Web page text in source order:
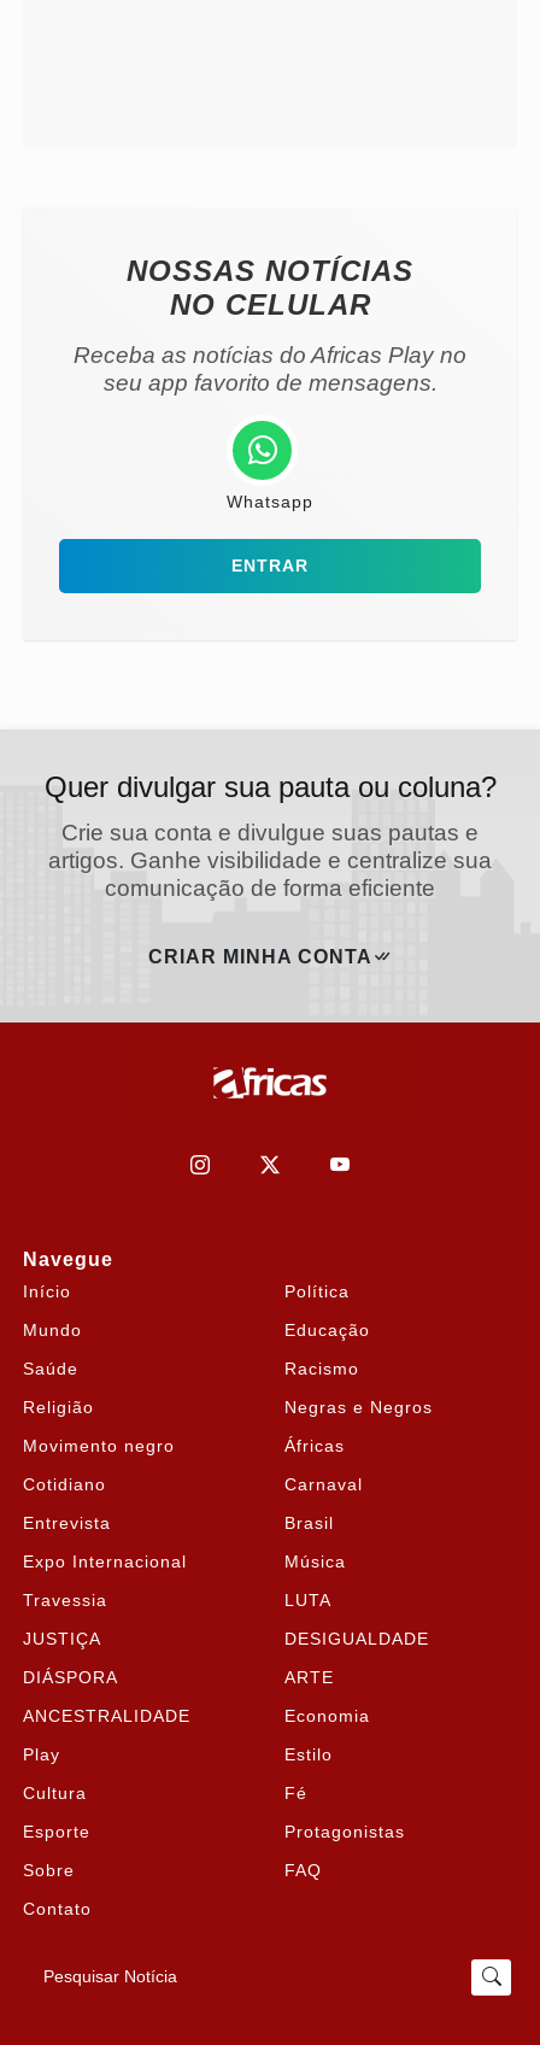
NOSSAS NOTÍCIAS
NO CELULAR
Receba as notícias do Africas Play no
seu app favorito de mensagens.
Whatsapp
ENTRAR
Quer divulgar sua pauta ou coluna?
Crie sua conta e divulgue suas pautas e
artigos. Ganhe visibilidade e centralize sua
comunicação de forma eficiente
CRIAR MINHA CONTA
Navegue
Início Política
Mundo Educação
Saúde Racismo
Religião Negras e Negros
Movimento negro Áfricas
Cotidiano Carnaval
Entrevista Brasil
Expo Internacional Música
Travessia LUTA
JUSTIÇA DESIGUALDADE
DIÁSPORA ARTE
ANCESTRALIDADE Economia
Play Estilo
Cultura Fé
Esporte Protagonistas
Sobre FAQ
Contato
Pesquisar Notícia